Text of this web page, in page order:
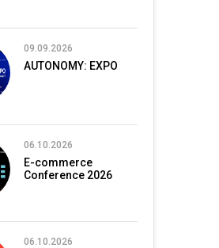
09.09.2026
AUTONOMY: EXPO
06.10.2026
E-commerce
Conference 2026
06.10.2026